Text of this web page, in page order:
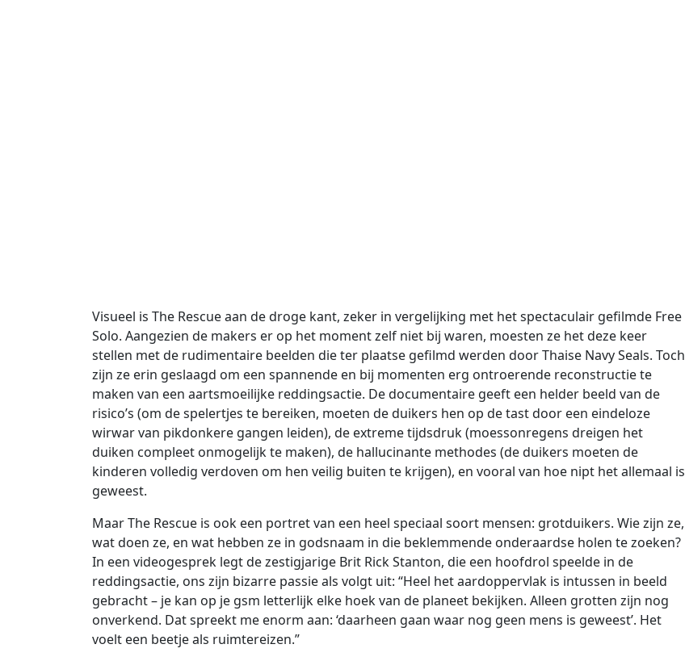
Visueel is The Rescue aan de droge kant, zeker in vergelijking met het spectaculair gefilmde Free
Solo. Aangezien de makers er op het moment zelf niet bij waren, moesten ze het deze keer
stellen met de rudimentaire beelden die ter plaatse gefilmd werden door Thaise Navy Seals. Toch
zijn ze erin geslaagd om een spannende en bij momenten erg ontroerende reconstructie te
maken van een aartsmoeilijke reddingsactie. De documentaire geeft een helder beeld van de
risico’s (om de spelertjes te bereiken, moeten de duikers hen op de tast door een eindeloze
wirwar van pikdonkere gangen leiden), de extreme tijdsdruk (moessonregens dreigen het
duiken compleet onmogelijk te maken), de hallucinante methodes (de duikers moeten de
kinderen volledig verdoven om hen veilig buiten te krijgen), en vooral van hoe nipt het allemaal is
geweest.
Maar The Rescue is ook een portret van een heel speciaal soort mensen: grotduikers. Wie zijn ze,
wat doen ze, en wat hebben ze in godsnaam in die beklemmende onderaardse holen te zoeken?
In een videogesprek legt de zestigjarige Brit Rick Stanton, die een hoofdrol speelde in de
reddingsactie, ons zijn bizarre passie als volgt uit: “Heel het aardoppervlak is intussen in beeld
gebracht – je kan op je gsm letterlijk elke hoek van de planeet bekijken. Alleen grotten zijn nog
onverkend. Dat spreekt me enorm aan: ‘daarheen gaan waar nog geen mens is geweest’. Het
voelt een beetje als ruimtereizen.”